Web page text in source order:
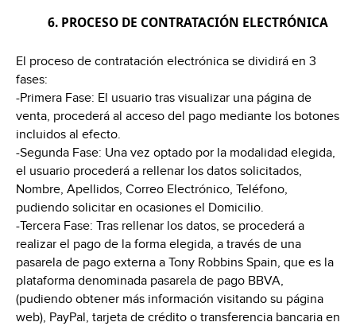
6. PROCESO DE CONTRATACIÓN ELECTRÓNICA
El proceso de contratación electrónica se dividirá en 3
fases:
-Primera Fase: El usuario tras visualizar una página de
venta, procederá al acceso del pago mediante los botones
incluidos al efecto.
-Segunda Fase: Una vez optado por la modalidad elegida,
el usuario procederá a rellenar los datos solicitados,
Nombre, Apellidos, Correo Electrónico, Teléfono,
pudiendo solicitar en ocasiones el Domicilio.
-Tercera Fase: Tras rellenar los datos, se procederá a
realizar el pago de la forma elegida, a través de una
pasarela de pago externa a Tony Robbins Spain, que es la
plataforma denominada pasarela de pago BBVA,
(pudiendo obtener más información visitando su página
web), PayPal, tarjeta de crédito o transferencia bancaria en